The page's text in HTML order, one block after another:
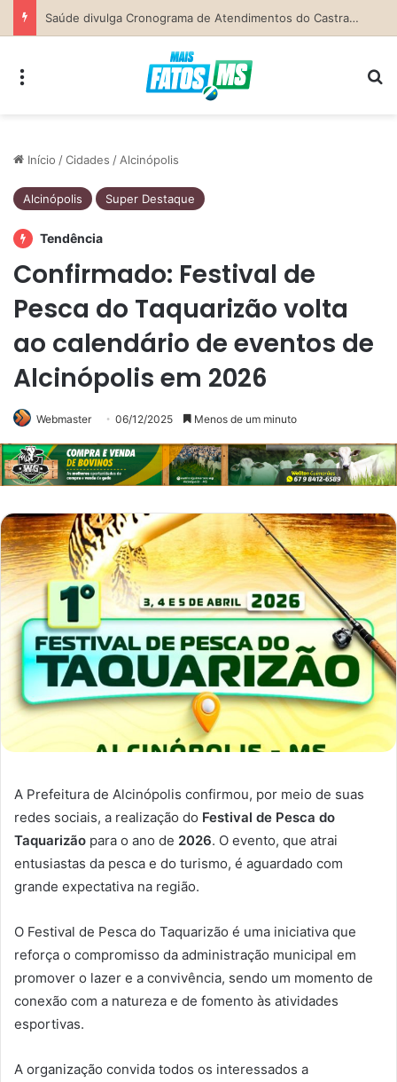
Secretaria da Mulher de Costa Rica abre Agosto Lilás com palestra sobre ciclo da violência e defesa pessoal
Início /Cidades / Alcinópolis
Alcinópolis Super Destaque
Tendência
Confirmado: Festival de
Pesca do Taquarizão volta
ao calendário de eventos de
Alcinópolis em 2026
Webmaster 06/12/2025 Menos de um minuto
A Prefeitura de Alcinópolis confirmou, por meio de suas
redes sociais, a realização do Festival de Pesca do
Taquarizão para o ano de 2026. O evento, que atrai
entusiastas da pesca e do turismo, é aguardado com
grande expectativa na região.
O Festival de Pesca do Taquarizão é uma iniciativa que
reforça o compromisso da administração municipal em
promover o lazer e a convivência, sendo um momento de
conexão com a natureza e de fomento às atividades
esportivas.
A organização convida todos os interessados a